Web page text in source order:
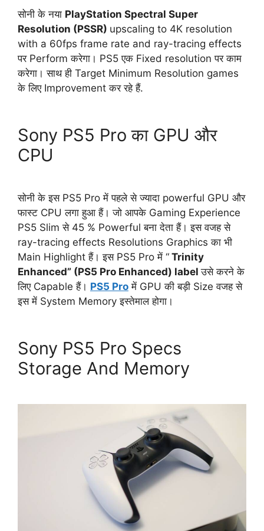
सोनी के नया PlayStation Spectral Super
Resolution (PSSR) upscaling to 4K resolution
with a 60fps frame rate and ray-tracing effects
पर Perform करेगा। PS5 एक Fixed resolution पर काम
करेगा। साथ ही Target Minimum Resolution games
के लिए Improvement कर रहे हैं.
Sony PS5 Pro का GPU और
CPU
सोनी के इस PS5 Pro में पहले से ज्यादा powerful GPU और
फास्ट CPU लगा हुआ हैं। जो आपके Gaming Experience
PS5 Slim से 45 % Powerful बना देता हैं। इस वजह से
ray-tracing effects Resolutions Graphics का भी
Main Highlight हैं। इस PS5 Pro में “ Trinity
Enhanced” (PS5 Pro Enhanced) labelउसे करने के
लिए Capable हैं। PS5 Pro में GPU की बड़ी Size वजह से
इस में System Memory इस्तेमाल होगा।
Sony PS5 Pro Specs
Storage And Memory